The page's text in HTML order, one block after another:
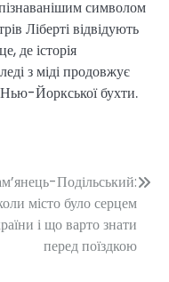
символом
Ліберті відвідують
де історія
з міді продовжує
Йоркської бухти.
Подільський:
місто було серцем
і що варто знати
перед поїздкою